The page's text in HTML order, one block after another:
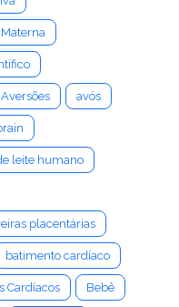
Aversões avós
leite humano
placentárias
batimento cardíaco
Cardíacos Bebê